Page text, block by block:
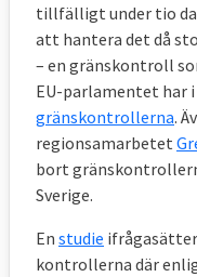
tillfälligt under tio
att hantera det då
– en gränskontroll
EU-parlamentet har
gränskontrollerna.
regionsamarbetet
bort
Sverige.
En studie
kontrollerna där